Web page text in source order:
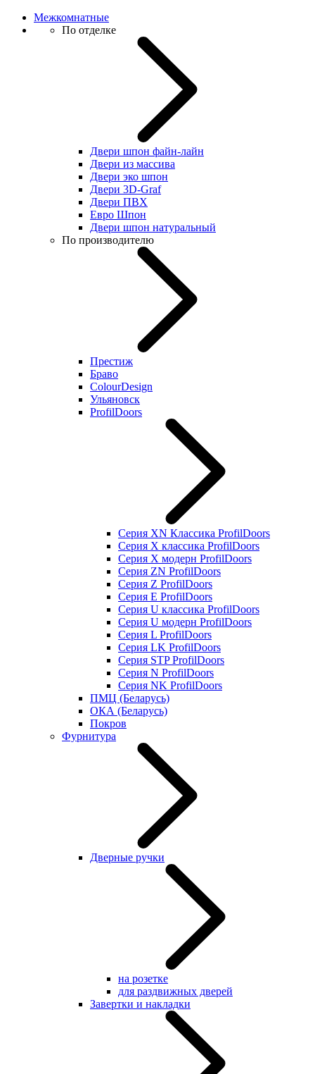
Межкомнатные
По отделке
Двери шпон файн-лайн
Двери из массива
Двери эко шпон
Двери 3D-Graf
Двери ПВХ
Евро Шпон
Двери шпон натуральный
По производителю
Престиж
Браво
ColourDesign
Ульяновск
ProfilDoors
Серия XN Классика ProfilDoors
Серия Х классика ProfilDoors
Серия Х модерн ProfilDoors
Серия ZN ProfilDoors
Серия Z ProfilDoors
Серия Е ProfilDoors
Серия U классика ProfilDoors
Серия U модерн ProfilDoors
Серия L ProfilDoors
Серия LK ProfilDoors
Серия STP ProfilDoors
Cерия N ProfilDoors
Серия NK ProfilDoors
ПМЦ (Беларусь)
ОКА (Беларусь)
Покров
Фурнитура
Дверные ручки
на розетке
для раздвижных дверей
Завертки и накладки